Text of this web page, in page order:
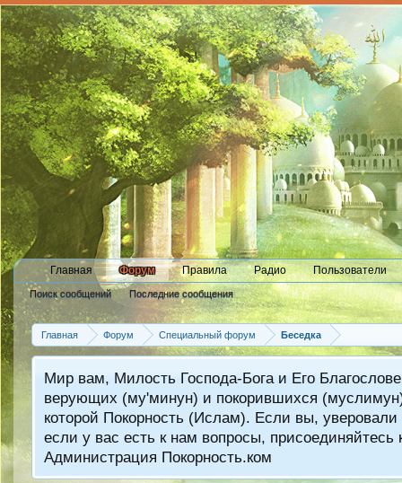
Главная Форум
Поиск сообщений Последние сообщения
Правила Радио Пользователи
Главная Форум Специальный форум Беседка
Мир вам, Милость Господа-Бога и Его
верующих (му'минун) и покорившихся
которой Покорность (Ислам). Если вы,
если у вас есть к нам вопросы,
Администрация Покорность.ком